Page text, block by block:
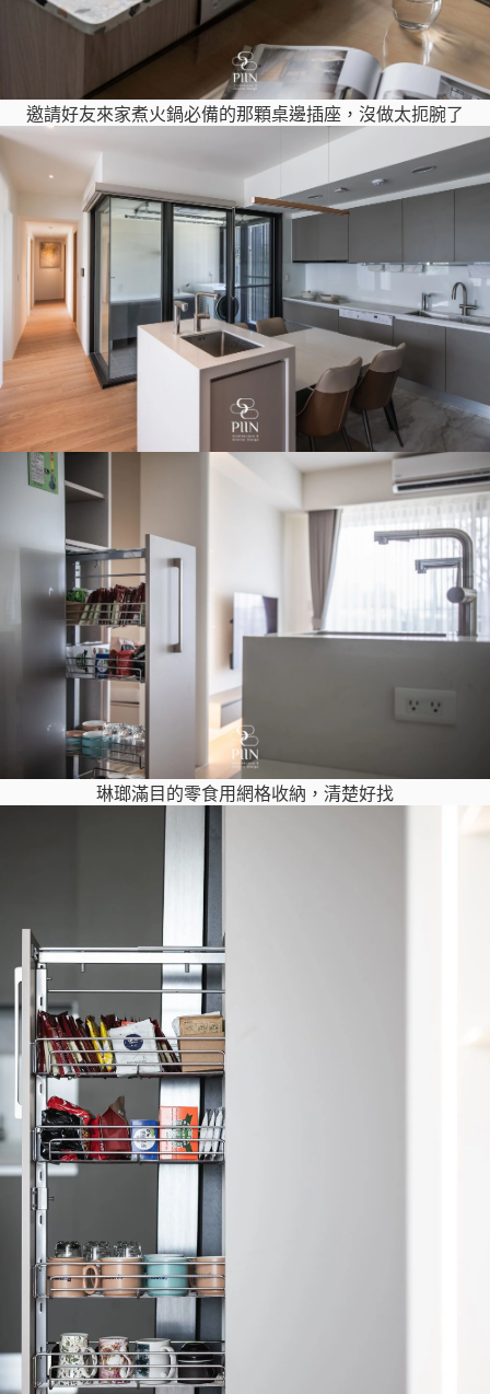
邀請好友來家煮火鍋必備的那顆桌邊插座，沒做太扼腕了
琳瑯滿目的零食用網格收納，清楚好找